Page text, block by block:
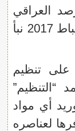
العراقي
لحقوق الإنسان بتاريخ 18 شباط 2017 نبأ
تنظيم
“التنظيم”
أي مواد
لعناصره